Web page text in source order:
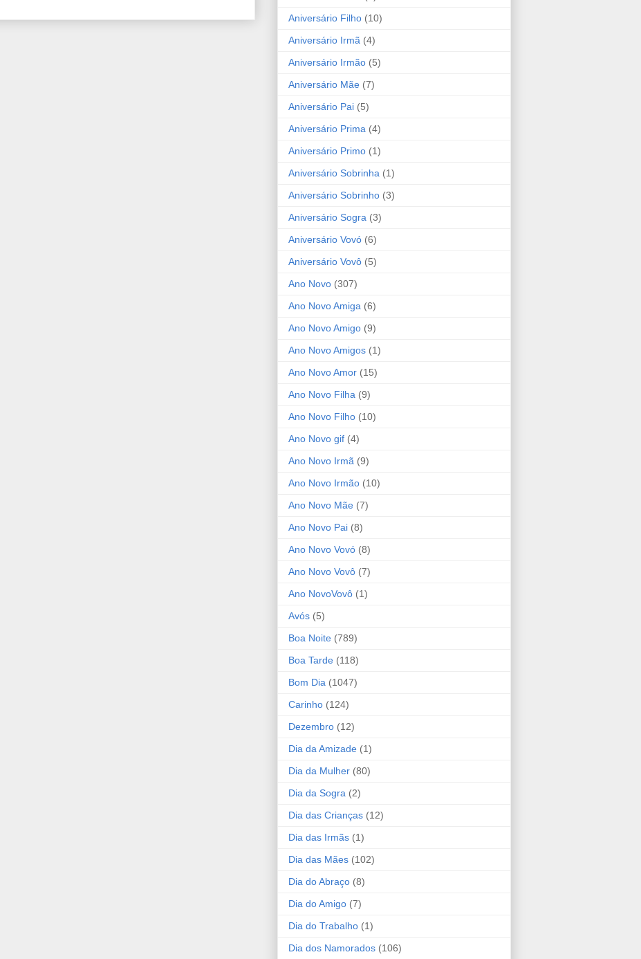
Aniversário Filho (10)
Aniversário Irmã (4)
Aniversário Irmão (5)
Aniversário Mãe (7)
Aniversário Pai (5)
Aniversário Prima (4)
Aniversário Primo (1)
Aniversário Sobrinha (1)
Aniversário Sobrinho (3)
Aniversário Sogra (3)
Aniversário Vovó (6)
Aniversário Vovô (5)
Ano Novo (307)
Ano Novo Amiga (6)
Ano Novo Amigo (9)
Ano Novo Amigos (1)
Ano Novo Amor (15)
Ano Novo Filha (9)
Ano Novo Filho (10)
Ano Novo gif (4)
Ano Novo Irmã (9)
Ano Novo Irmão (10)
Ano Novo Mãe (7)
Ano Novo Pai (8)
Ano Novo Vovó (8)
Ano Novo Vovô (7)
Ano NovoVovô (1)
Avós (5)
Boa Noite (789)
Boa Tarde (118)
Bom Dia (1047)
Carinho (124)
Dezembro (12)
Dia da Amizade (1)
Dia da Mulher (80)
Dia da Sogra (2)
Dia das Crianças (12)
Dia das Irmãs (1)
Dia das Mães (102)
Dia do Abraço (8)
Dia do Amigo (7)
Dia do Trabalho (1)
Dia dos Namorados (106)